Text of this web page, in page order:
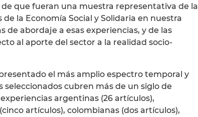
que fueran una muestra representativa de la
la Economía Social y Solidaria en nuestra
abordaje a esas experiencias, y de las
al aporte del sector a la realidad socio-
el más amplio espectro temporal y
cubren más de un siglo de
argentinas (26 artículos),
artículos), colombianas (dos artículos),